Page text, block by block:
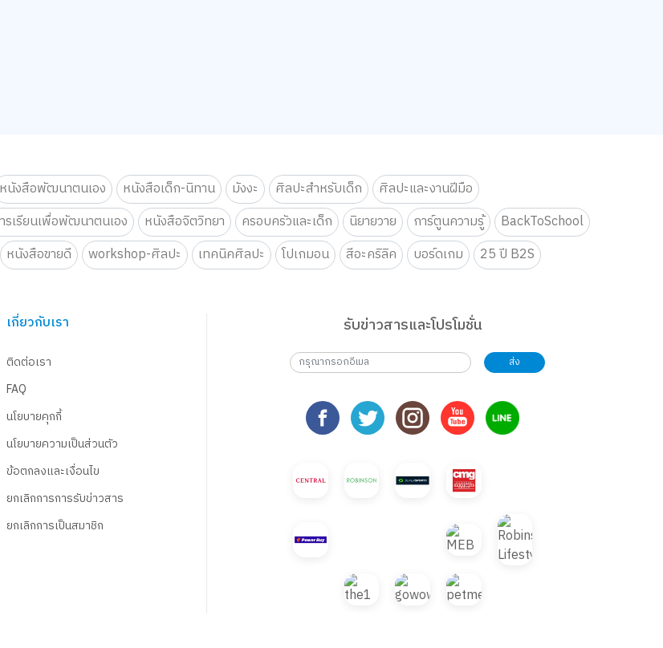
หนังสือพัฒนาตนเอง หนังสือเด็ก-นิทาน มังงะ ศิลปะสำหรับเด็ก
ศิลปะและงานฝีมือ
รเรียนเพื่อพัฒนาตนเอง หนังสือจิตวิทยา ครอบครัวและเด็ก นิยายวาย การ์ตูนความรู้
BackToSchool
หนังสือขายดี workshop-ศิลปะ เทคนิคศิลปะ โปเกมอน สีอะคริลิค บอร์ดเกม 25 ปี B2S
เกี่ยวกับเรา
ติดต่อเรา
FAQ
นโยบายคุกกี้
นโยบายความเป็นส่วนตัว
ข้อตกลงและเงื่อนไข
ยกเลิกการการรับข่าวสาร
ยกเลิกการเป็นสมาชิก
รับข่าวสารและโปรโมชั่น
ส่ง